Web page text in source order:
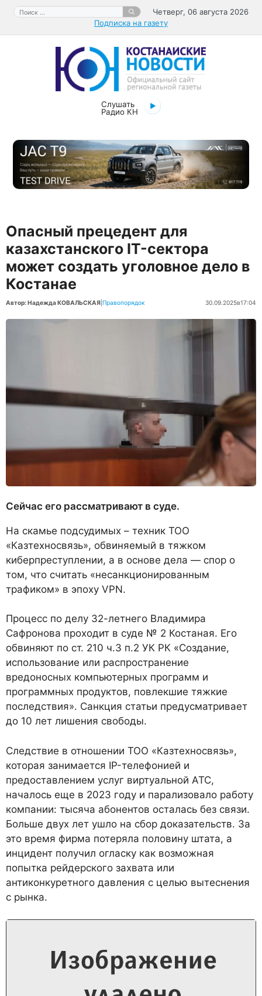
Перейти
содержимому
Поиск:
Четверг, 06 августа 2026
Подписка на газету
Слушать
Радио КН
Опасный прецедент для
казахстанского IT-сектора
может создать уголовное дело в
Костанае
Автор: Надежда КОВАЛЬСКАЯ Правопорядок 30.09.2025в17:04
Сейчас его рассматривают в суде.
На скамье подсудимых – техник ТОО
«Казтехносвязь», обвиняемый в тяжком
киберпреступлении, а в основе дела — спор о
том, что считать «несанкционированным
трафиком» в эпоху VPN.
Процесс по делу 32-летнего Владимира
Сафронова проходит в суде № 2 Костаная. Его
обвиняют по ст. 210 ч.3 п.2 УК РК «Создание,
использование или распространение
вредоносных компьютерных программ и
программных продуктов, повлекшие тяжкие
последствия». Санкция статьи предусматривает
до 10 лет лишения свободы.
Следствие в отношении ТОО «Казтехносвязь»,
которая занимается IP-телефонией и
предоставлением услуг виртуальной АТС,
началось еще в 2023 году и парализовало работу
компании: тысяча абонентов осталась без связи.
Больше двух лет ушло на сбор доказательств. За
это время фирма потеряла половину штата, а
инцидент получил огласку как возможная
попытка рейдерского захвата или
антиконкуретного давления с целью вытеснения
с рынка.